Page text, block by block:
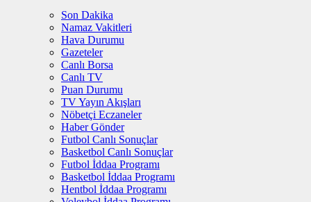
Son Dakika
Namaz Vakitleri
Hava Durumu
Gazeteler
Canlı Borsa
Canlı TV
Puan Durumu
TV Yayın Akışları
Nöbetçi Eczaneler
Haber Gönder
Futbol Canlı Sonuçlar
Basketbol Canlı Sonuçlar
Futbol İddaa Programı
Basketbol İddaa Programı
Hentbol İddaa Programı